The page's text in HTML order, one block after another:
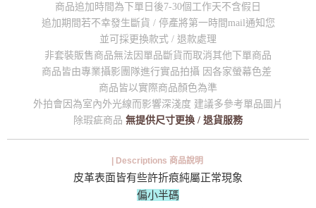
商品追加時間為下單日後7-30個工作天不含假日
追加期間若不幸發生斷貨 / 停產將第一時間mail通知您
並可採更換款式 / 退款處理
非套裝販售商品無法因單品斷貨而取消其他下單商品
商品皆由專業攝影團隊進行實品拍攝 因各家螢幕色差
商品皆以實際商品顏色為準
外拍會因為室內外光線而影響深淺度 建議多參考單品圖片
除瑕疵商品 無提供尺寸更換 / 退貨服務
| Descriptions 商品說明
皮革表面皆有些許折痕純屬正常現象
偏小半碼